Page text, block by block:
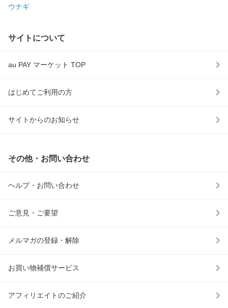
ウナギ
サイトについて
au PAY マーケット TOP
はじめてご利用の方
サイトからのお知らせ
その他・お問い合わせ
ヘルプ・お問い合わせ
ご意見・ご要望
メルマガの登録・解除
お買い物補償サービス
アフィリエイトのご紹介